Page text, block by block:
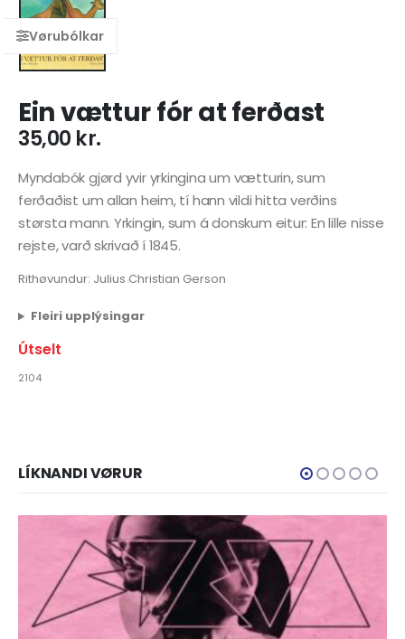
Ein vættur fór at ferðast
35,00 kr.
Myndabók gjørd yvir yrkingina um vætturin, sum
ferðaðist um allan heim, tí hann vildi hitta verðins
størsta mann. Yrkingin, sum á donskum eitur: En lille nisse
rejste, varð skrivað í 1845.
Rithøvundur: Julius Christian Gerson
Fleiri upplýsingar
Útselt
2104
LÍKNANDI VØRUR